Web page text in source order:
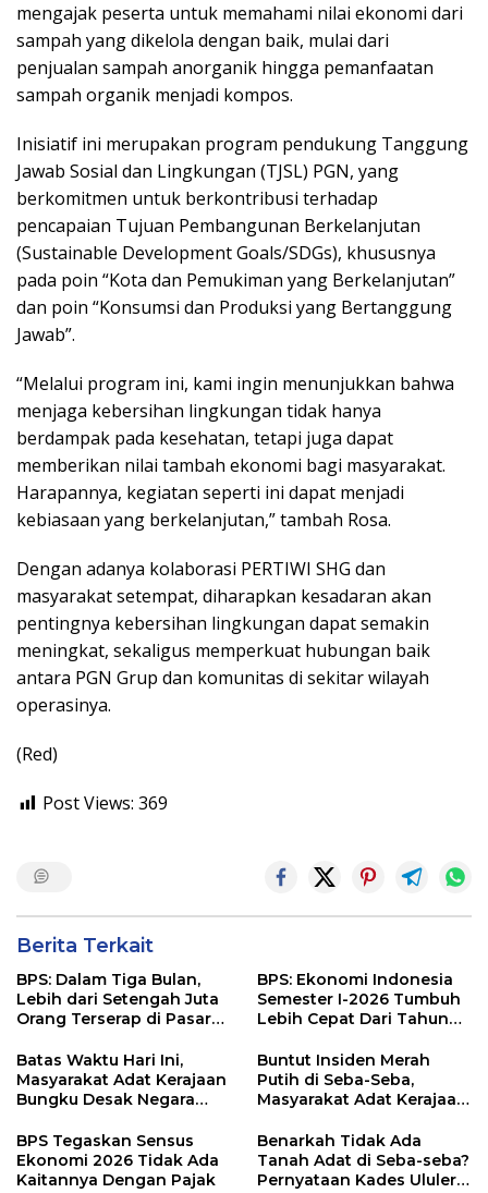
mengajak peserta untuk memahami nilai ekonomi dari
sampah yang dikelola dengan baik, mulai dari
penjualan sampah anorganik hingga pemanfaatan
sampah organik menjadi kompos.
Inisiatif ini merupakan program pendukung Tanggung
Jawab Sosial dan Lingkungan (TJSL) PGN, yang
berkomitmen untuk berkontribusi terhadap
pencapaian Tujuan Pembangunan Berkelanjutan
(Sustainable Development Goals/SDGs), khususnya
pada poin “Kota dan Pemukiman yang Berkelanjutan”
dan poin “Konsumsi dan Produksi yang Bertanggung
Jawab”.
“Melalui program ini, kami ingin menunjukkan bahwa
menjaga kebersihan lingkungan tidak hanya
berdampak pada kesehatan, tetapi juga dapat
memberikan nilai tambah ekonomi bagi masyarakat.
Harapannya, kegiatan seperti ini dapat menjadi
kebiasaan yang berkelanjutan,” tambah Rosa.
Dengan adanya kolaborasi PERTIWI SHG dan
masyarakat setempat, diharapkan kesadaran akan
pentingnya kebersihan lingkungan dapat semakin
meningkat, sekaligus memperkuat hubungan baik
antara PGN Grup dan komunitas di sekitar wilayah
operasinya.
(Red)
Post Views: 369
Berita Terkait
BPS: Dalam Tiga Bulan,
Lebih dari Setengah Juta
Orang Terserap di Pasar
BPS: Ekonomi Indonesia
Semester I-2026 Tumbuh
Lebih Cepat Dari Tahun
Batas Waktu Hari Ini,
Masyarakat Adat Kerajaan
Bungku Desak Negara
Seba-Seba
Buntut Insiden Merah
Putih di Seba-Seba,
Masyarakat Adat Kerajaan
Berjihad Secara
Konstitusional
BPS Tegaskan Sensus
Ekonomi 2026 Tidak Ada
Kaitannya Dengan Pajak
Benarkah Tidak Ada
Tanah Adat di Seba-seba?
Pernyataan Kades Ululere